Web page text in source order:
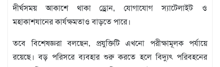
দীর্ঘসময় আকাশে থাকা ড্রোন, যোগাযোগ স্যাটেলাইট ও
মহাকাশযানের কার্যক্ষমতাও বাড়তে পারে।
তবে বিশেষজ্ঞরা বলছেন, প্রযুক্তিটি এখনো পরীক্ষামূলক পর্যায়ে
রয়েছে। বড় পরিসরে ব্যবহার শুরু করতে হলে বিদ্যুৎ পরিবহনের